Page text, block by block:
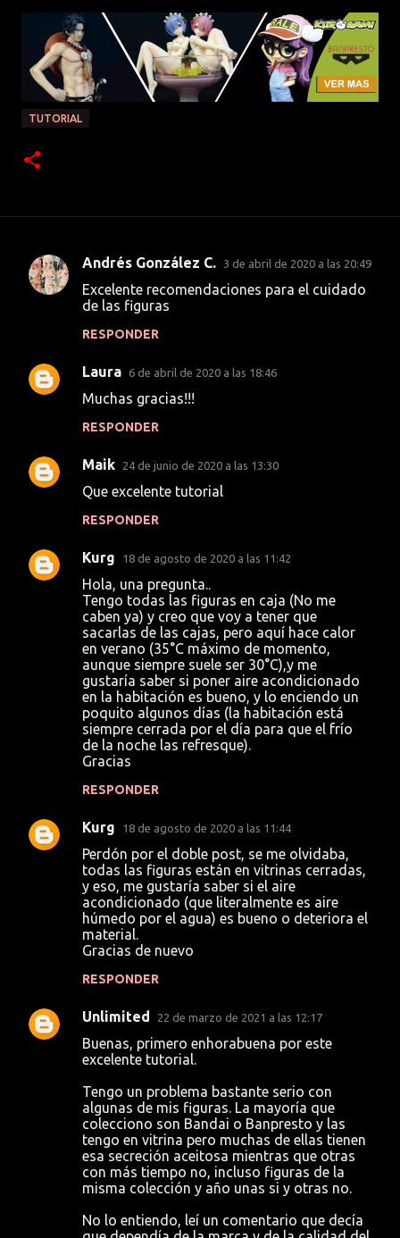
TUTORIAL
C
n
i
Andrés González C. 3 de abril de 2020 a las 20:49
Excelente recomendaciones para el cuidado
de las figuras
RESPONDER
Laura 6 de abril de 2020 a las 18:46
Muchas gracias!!!
RESPONDER
Maik 24 de junio de 2020 a las 13:30
Que excelente tutorial
RESPONDER
Kurg 18 de agosto de 2020 a las 11:42
Hola, una pregunta..
Tengo todas las figuras en caja (No me
caben ya) y creo que voy a tener que
sacarlas de las cajas, pero aquí hace calor
en verano (35°C máximo de momento,
aunque siempre suele ser 30°C),y me
gustaría saber si poner aire acondicionado
en la habitación es bueno, y lo enciendo un
poquito algunos días (la habitación está
siempre cerrada por el día para que el frío
de la noche las refresque).
Gracias
RESPONDER
Kurg 18 de agosto de 2020 a las 11:44
Perdón por el doble post, se me olvidaba,
todas las figuras están en vitrinas cerradas,
y eso, me gustaría saber si el aire
acondicionado (que literalmente es aire
húmedo por el agua) es bueno o deteriora el
material.
Gracias de nuevo
RESPONDER
Unlimited 22 de marzo de 2021 a las 12:17
Buenas, primero enhorabuena por este
excelente tutorial.
Tengo un problema bastante serio con
algunas de mis figuras. La mayoría que
colecciono son Bandai o Banpresto y las
tengo en vitrina pero muchas de ellas tienen
esa secreción aceitosa mientras que otras
con más tiempo no, incluso figuras de la
misma colección y año unas si y otras no.
No lo entiendo, leí un comentario que decía